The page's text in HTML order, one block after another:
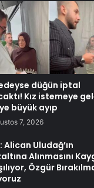
düğün iptal
Kız istemeye
büyük ayıp
7, 2026
Alican Uludağ’ın
Alınmasını
Özgür